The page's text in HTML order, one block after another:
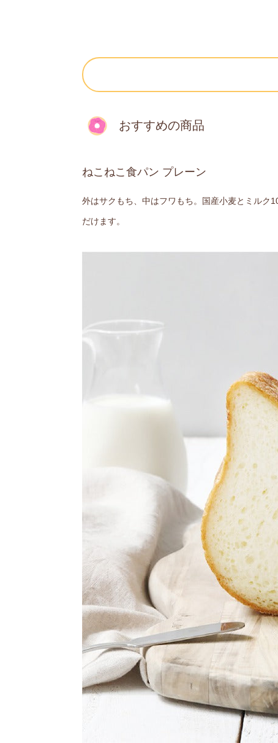
おすすめの商品
ねこねこ食パン プレーン
外はサクもち、中はフワもち。国産小麦とミルク
だけます。